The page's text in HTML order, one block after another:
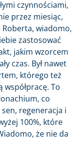
czynnościami,
przez miesiąc,
wiadomo,
zastosować
jakim wzorcem
czas. Był nawet
którego też
współpracę. To
co
regeneracja i
100%, które
że nie da